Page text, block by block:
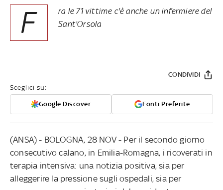
F
ra le 71 vittime c'è anche un infermiere del
Sant'Orsola
Sceglici su:
Google Discover Fonti Preferite
CONDIVIDI
(ANSA) - BOLOGNA, 28 NOV - Per il secondo giorno
consecutivo calano, in Emilia-Romagna, i ricoverati in
terapia intensiva: una notizia positiva, sia per
alleggerire la pressione sugli ospedali, sia per